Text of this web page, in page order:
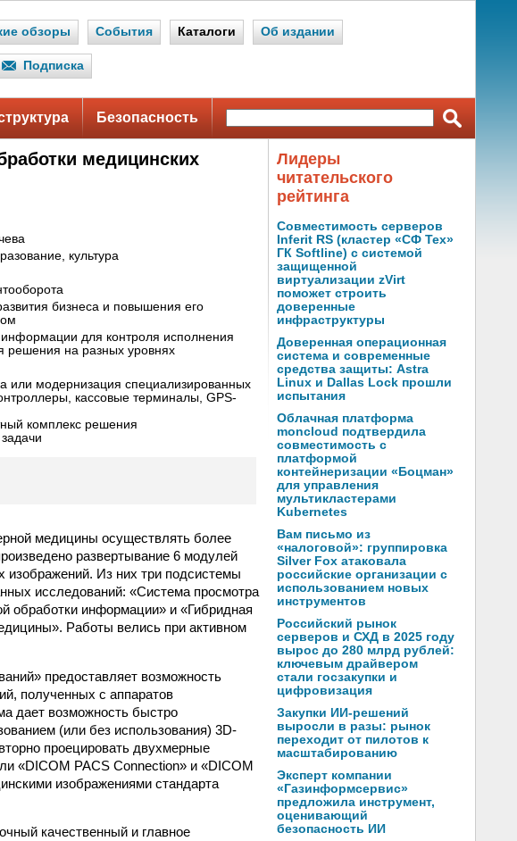
обзоры События Каталоги Об издании
Подписка
Безопасность
медицинских
культура
бизнеса и повышения его
для контроля исполнения
решения на разных уровнях
или модернизация специализированных
кассовые терминалы, GPS-
комплекс решения
медицины осуществлять более
развертывание 6 модулей
Из них три подсистемы
исследований: «Система просмотра
обработки информации» и «Гибридная
Работы велись при активном
предоставляет возможность
полученных с аппаратов
дает возможность быстро
(или без использования) 3D-
проецировать двухмерные
«DICOM PACS Connection» и «DICOM
изображениями стандарта
качественный и главное
Лидеры
читательского
рейтинга
Совместимость серверов
Inferit RS (кластер «СФ Тех»
ГК Softline) с системой
защищенной
виртуализации zVirt
поможет строить
доверенные
инфраструктуры
Доверенная операционная
система и современные
средства защиты: Astra
Linux и Dallas Lock прошли
испытания
Облачная платформа
moncloud подтвердила
совместимость с
платформой
контейнеризации «Боцман»
для управления
мультикластерами
Kubernetes
Вам письмо из
«налоговой»: группировка
Silver Fox атаковала
российские организации с
использованием новых
инструментов
Российский рынок
серверов и СХД в 2025 году
вырос до 280 млрд рублей:
ключевым драйвером
стали госзакупки и
цифровизация
Закупки ИИ-решений
выросли в разы: рынок
переходит от пилотов к
масштабированию
Эксперт компании
«Газинформсервис»
предложила инструмент,
оценивающий
безопасность ИИ